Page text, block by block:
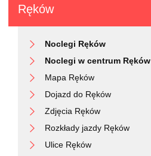
Ręków
Noclegi Ręków
Noclegi w centrum Ręków
Mapa Ręków
Dojazd do Ręków
Zdjęcia Ręków
Rozkłady jazdy Ręków
Ulice Ręków